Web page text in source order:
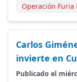
Operación Furia
Carlos
invierte en
Publicado el